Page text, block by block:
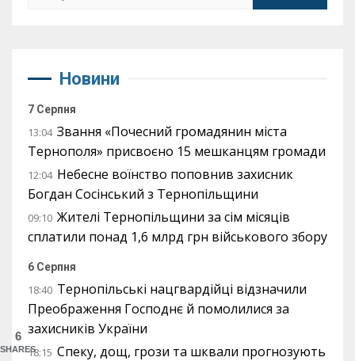
Новини
7 Серпня
13:04 Звання «Почесний громадянин міста
Тернополя» присвоєно 15 мешканцям громади
12:04 Небесне воїнство поповнив захисник
Богдан Сосінський з Тернопільщини
09:10 Жителі Тернопільщини за сім місяців
сплатили понад 1,6 млрд грн військового збору
6 Серпня
18:40 Тернопільські нацгвардійці відзначили
Преображення Господнє й помолилися за
захисників України
18:15 Спеку, дощ, грози та шквали прогнозують
6
SHARES